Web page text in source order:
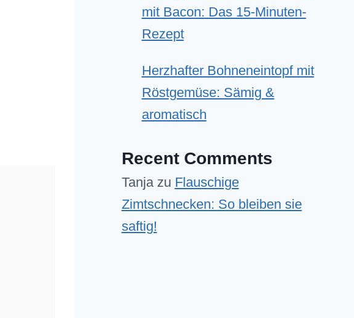
mit Bacon: Das 15-Minuten-
Rezept
Herzhafter Bohneneintopf mit
Röstgemüse: Sämig &
aromatisch
Recent Comments
Tanjazu Flauschige
Zimtschnecken: So bleiben sie
saftig!